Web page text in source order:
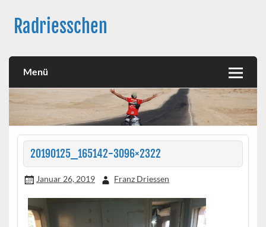
contentRadriesschen
Menü
20190125_165142-3096×2322
Januar 26, 2019 Franz Driessen